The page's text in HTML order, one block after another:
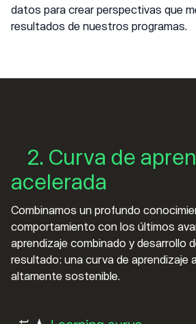
datos para crear perspectivas que
resultados de nuestros programas.
2. Curva de
acelerada
Combinamos un profundo
comportamiento con los últimos
aprendizaje combinado y desarrollo
resultado: una curva de aprendizaje
altamente sostenible.